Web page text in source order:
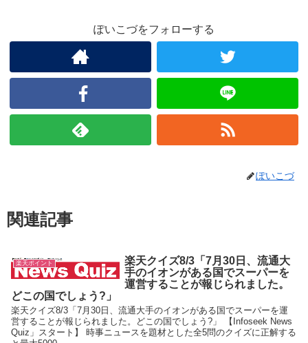
ぽいこづをフォローする
ぽいこづ
関連記事
楽天ポイント
楽天クイズ8/3「7月30日、流通大
手のイオンがある国でスーパーを
運営することが報じられました。
どこの国でしょう?」
楽天クイズ8/3「7月30日、流通大手のイオンがある国でスーパーを運
営することが報じられました。どこの国でしょう?」 【Infoseek News
Quiz」スタート】 時事ニュースを題材とした全5問のクイズに正解する